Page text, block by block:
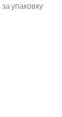
за упаковку